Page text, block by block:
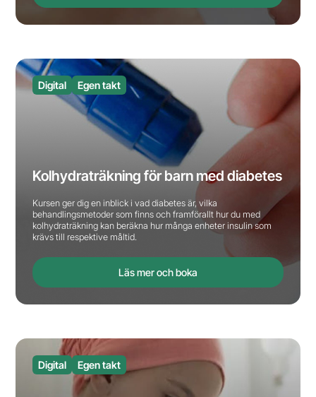
Digital Egen takt
Kolhydraträkning för barn med diabetes
Kursen ger dig en inblick i vad diabetes är, vilka
behandlingsmetoder som finns och framförallt hur du med
kolhydraträkning kan beräkna hur många enheter insulin som
krävs till respektive måltid.
Läs mer och boka
Digital Egen takt